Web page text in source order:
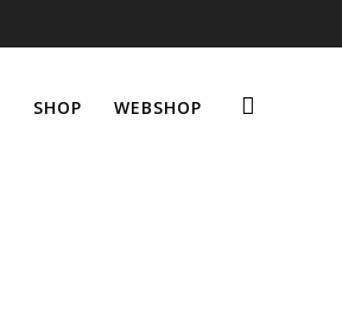
SHOP WEBSHOP